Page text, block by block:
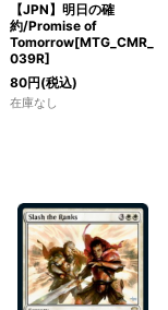
【JPN】明日の確
約/Promise of
Tomorrow[MTG_CMR_
039R]
80円(税込)
在庫なし